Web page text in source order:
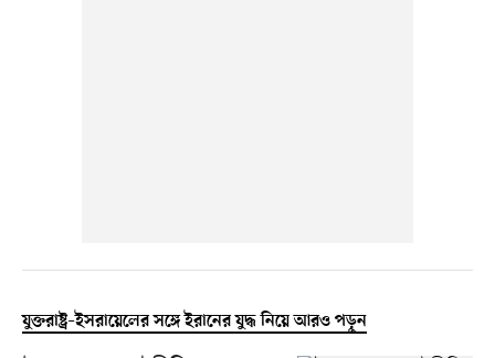
যুক্তরাষ্ট্র–ইসরায়েলের সঙ্গে ইরানের যুদ্ধ নিয়ে আরও পড়ুন